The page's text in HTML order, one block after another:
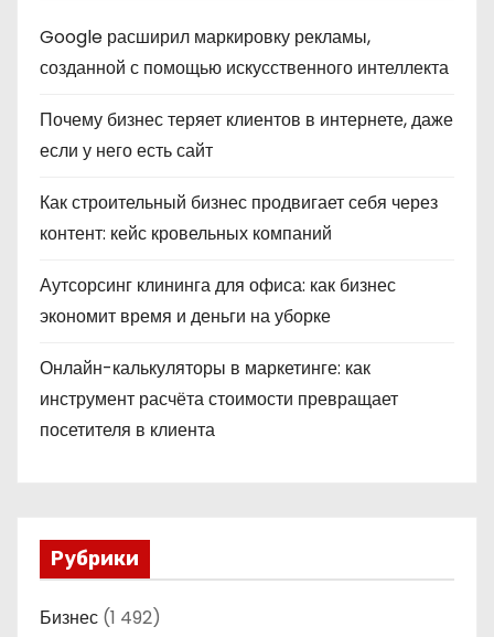
Google расширил маркировку рекламы,
созданной с помощью искусственного интеллекта
Почему бизнес теряет клиентов в интернете, даже
если у него есть сайт
Как строительный бизнес продвигает себя через
контент: кейс кровельных компаний
Аутсорсинг клининга для офиса: как бизнес
экономит время и деньги на уборке
Онлайн-калькуляторы в маркетинге: как
инструмент расчёта стоимости превращает
посетителя в клиента
Рубрики
Бизнес (1 492)